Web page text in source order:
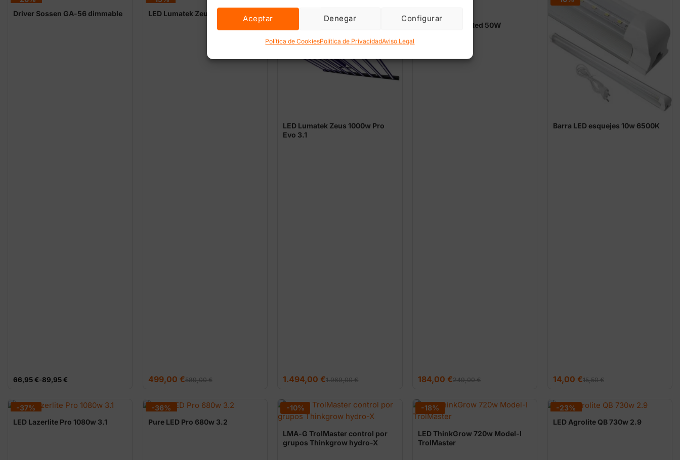
Aceptar Denegar Configurar
Política de CookiesPolítica de PrivacidadAviso Legal
Driver Sossen GA-56 dimmable
66,95€-89,95€
Rango
desde
66,95 €
hasta
89,95 €
LED Lumatek Zeus 300w Pro 3.1
589,00€
El
precio
589,00 €.
499,00 €
El
precio
499,00 €.
LED Lumatek Zeus 1000w Pro
Evo 3.1
1.969,00€
El
precio
era:
1.969,00 €.
1.494,00€
El
precio
es:
1.494,00 €.
Barras LED Far Red 50W
249,00€
El
precio
era:
249,00 €.
184,00€
El
precio
es:
184,00 €.
Barra LED esquejes 10w 6500K
15,50€
El
precio
15,50 €.
14,00 €
El
precio
14,00 €.
-37%
LED Lazerlite Pro 1080w 3.1
-36%
Pure LED Pro 680w 3.2
-10%
LMA-G TrolMaster control por
grupos Thinkgrow hydro-X
-18%
LED ThinkGrow 720w Model-I
TrolMaster
-23%
LED Agrolite QB 730w 2.9